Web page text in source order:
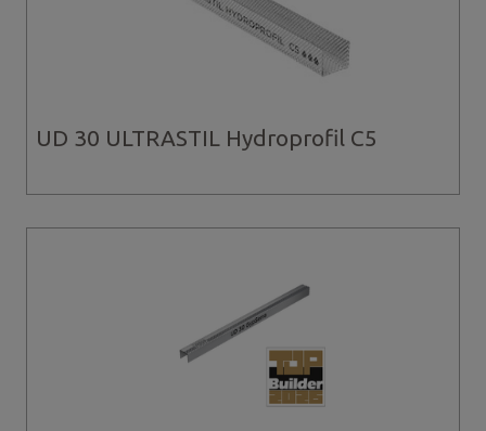
UD 30 ULTRASTIL Hydroprofil C5